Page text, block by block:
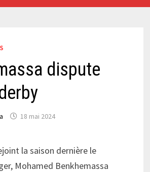
dispute
18 mai 2024
la saison dernière le
Mohamed Benkhemassa